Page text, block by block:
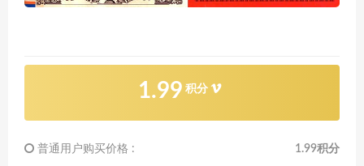
1.99 积分
普通用户购买价格 : 1.99积分